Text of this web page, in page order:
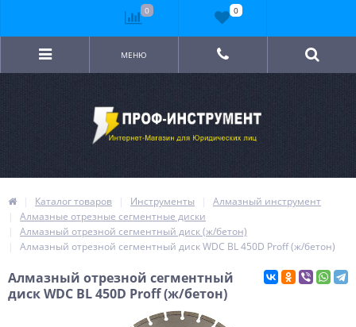
МЕНЮ
Каталог товаров Инструменты
Алмазный инструмент
Алмазные отрезные сегментные диски
Алмазный отрезной сегментный диск (ж/бетон)
Алмазный отрезной сегментный диск WDC BL 450D Proff (ж/бетон)
Алмазный отрезной сегментный
диск WDC BL 450D Proff (ж/бетон)
0 0